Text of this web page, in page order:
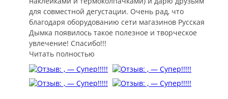
для совместной дегустации. Очень рад, что
благодаря оборудованию сети магазинов Русская
Дымка появилось такое полезное и творческое
увлечение! Спасибо!!!
Читать полностью